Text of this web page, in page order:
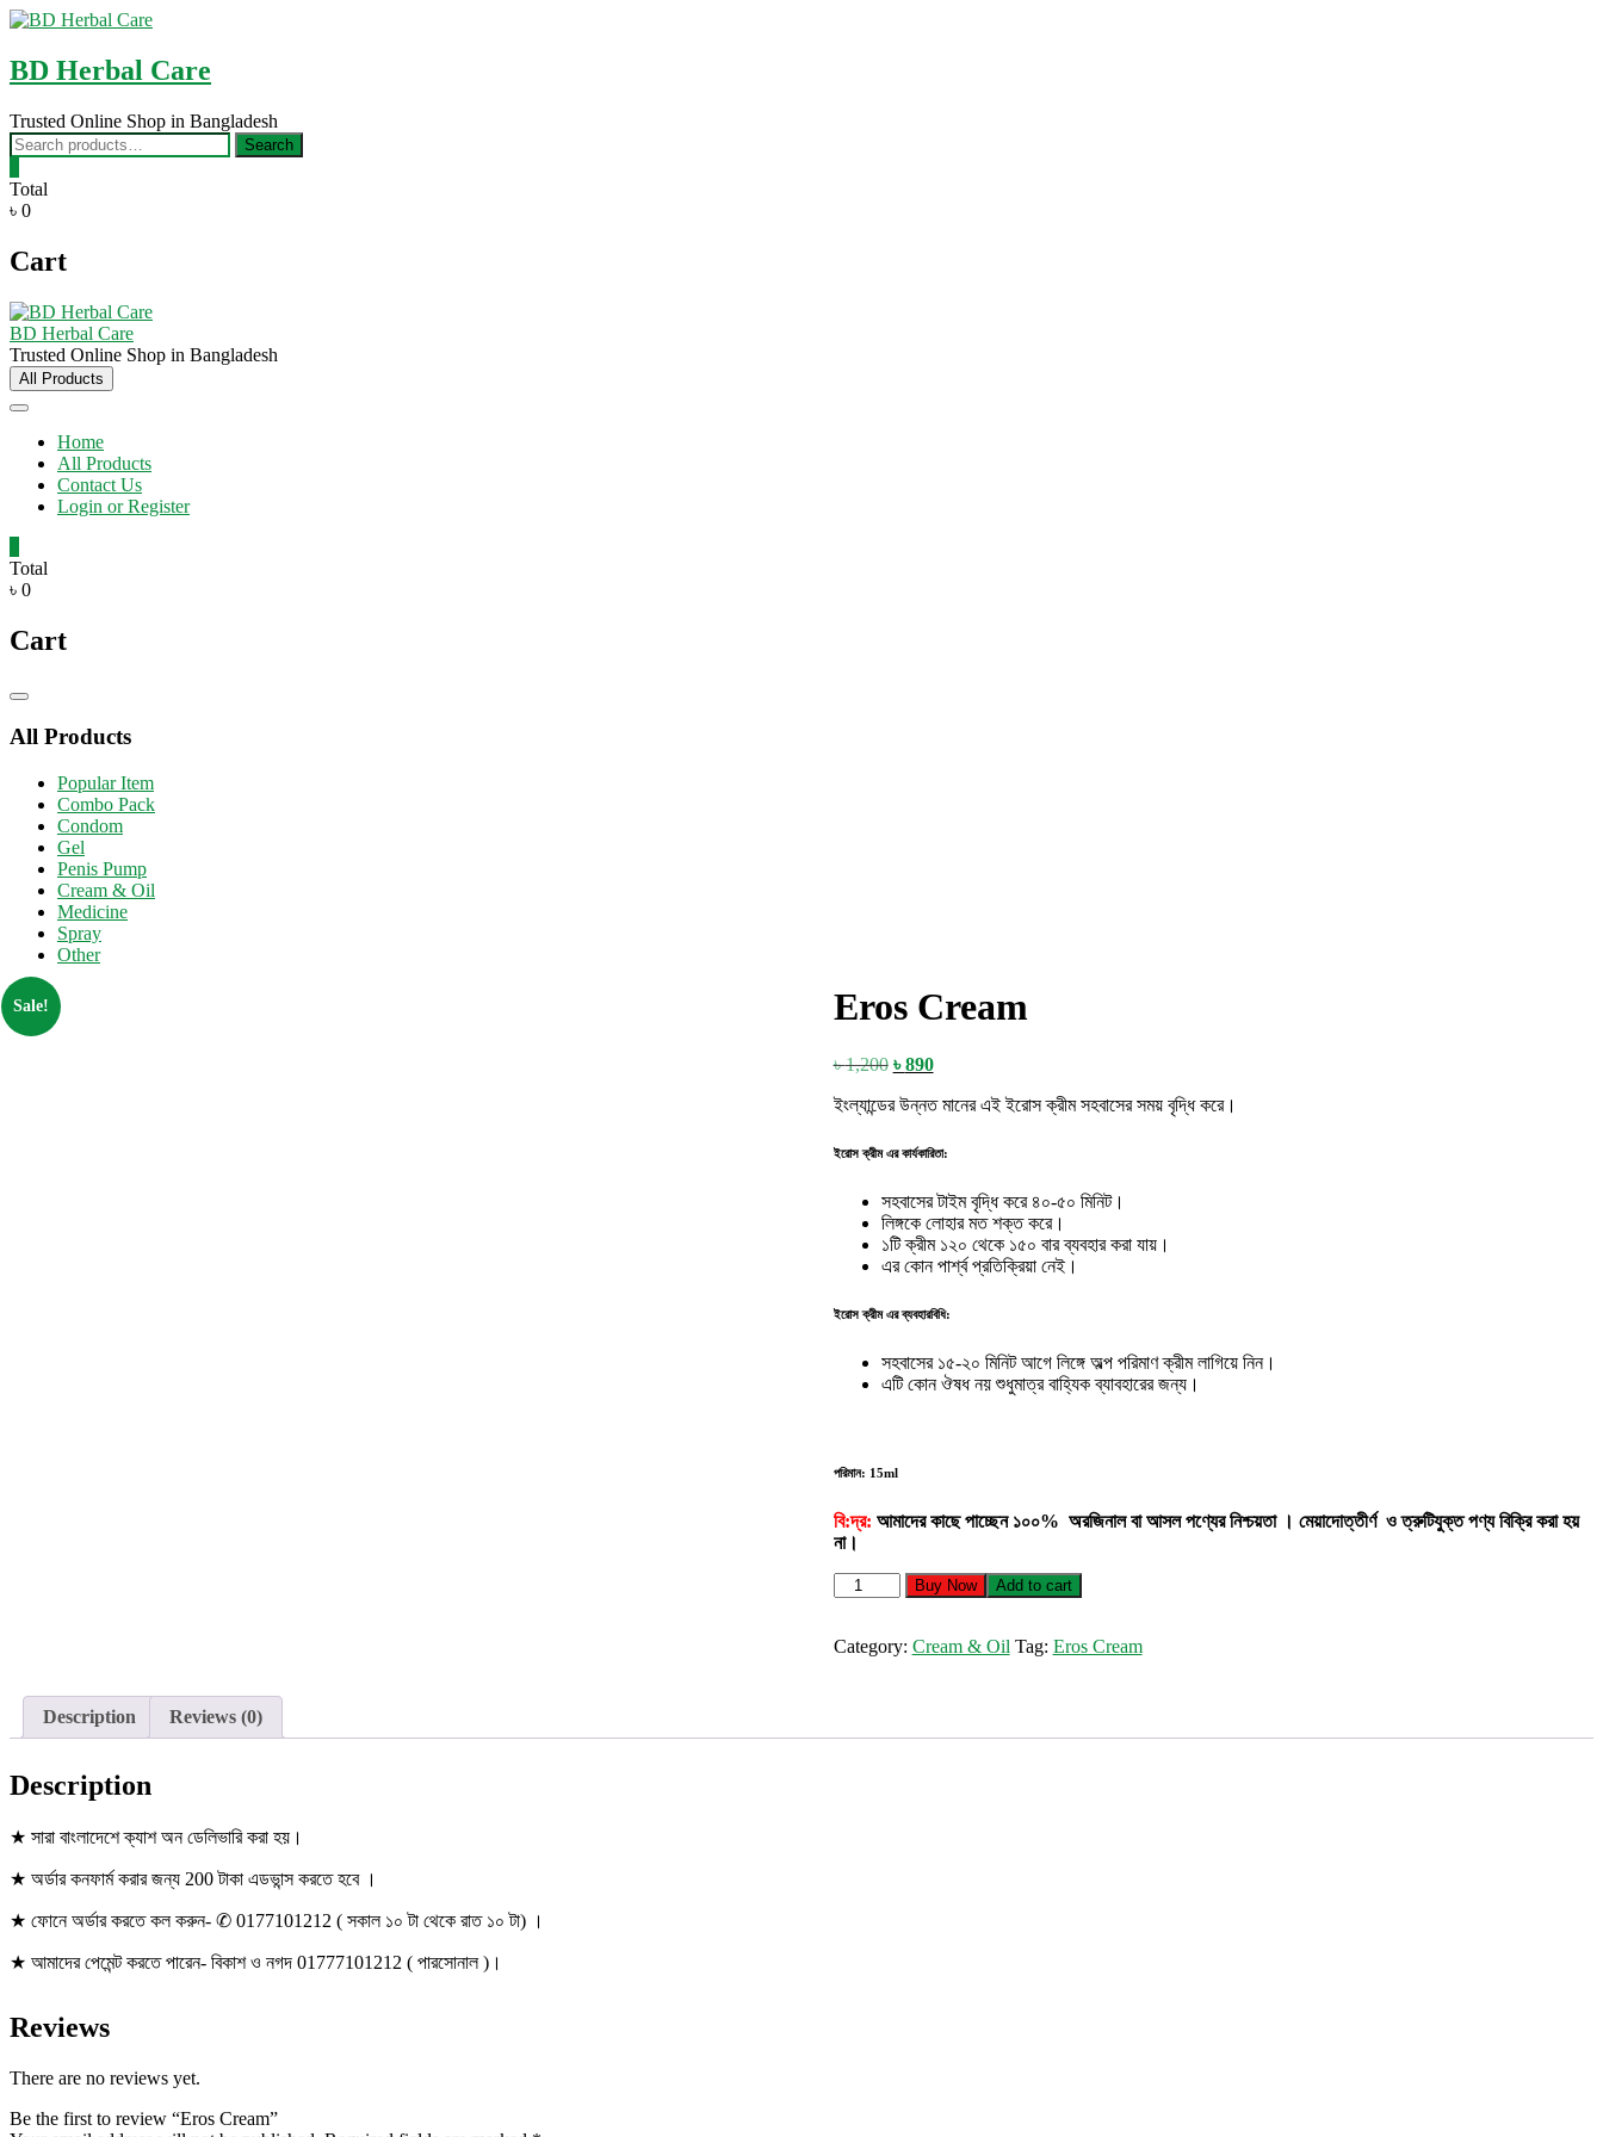
Skip
content
BD Herbal Care
Trusted Online Shop in Bangladesh
Search
for:
Search
Total
৳ 0
Cart
BD Herbal Care
Trusted Online Shop in Bangladesh
All Products
Home
All Products
Contact Us
Login or Register
Total
৳ 0
Cart
Catalog
All Products
Popular Item
Combo Pack
Condom
Gel
Penis Pump
Cream & Oil
Medicine
Spray
Other
Sale! Eros Cream
৳1,200 Original
was:
৳890Current
is:
ইংল্যান্ডের উন্নত মানের এই ইরোস ক্রীম সহবাসের সময় বৃদ্ধি করে।
ইরোস ক্রীম এর কার্যকারিতা:
সহবাসের টাইম বৃদ্ধি করে ৪০-৫০ মিনিট।
লিঙ্গকে লোহার মত শক্ত করে।
১টি ক্রীম ১২০ থেকে ১৫০ বার ব্যবহার করা যায়।
এর কোন পার্শ্ব প্রতিক্রিয়া নেই।
ইরোস ক্রীম এর ব্যবহারবিধি:
সহবাসের ১৫-২০ মিনিট আগে লিঙ্গে অল্প পরিমাণ ক্রীম লাগিয়ে নিন।
এটি কোন ঔষধ নয় শুধুমাত্র বাহ্যিক ব্যাবহারের জন্য।
পরিমান: 15ml
বি:দ্র: আমাদের কাছে পাচ্ছেন ১০০% অরজিনাল বা আসল পণ্যের নিশ্চয়তা । মেয়াদোত্তীর্ণ ও ত্রুটিযুক্ত পণ্য বিক্রি করা হয়
না।
Eros
Cream
Buy Now Add to cart
Category: Cream & Oil Tag: Eros Cream
Description Reviews (0)
Description
★ সারা বাংলাদেশে ক্যাশ অন ডেলিভারি করা হয়।
★ অর্ডার কনফার্ম করার জন্য 200 টাকা এডভান্স করতে হবে ।
★ ফোনে অর্ডার করতে কল করুন- ✆ 0177101212 ( সকাল ১০ টা থেকে রাত ১০ টা) ।
★ আমাদের পেমেন্ট করতে পারেন- বিকাশ ও নগদ 01777101212 ( পারসোনাল )।
Reviews
There are no reviews yet.
Be the first to review “Eros Cream”